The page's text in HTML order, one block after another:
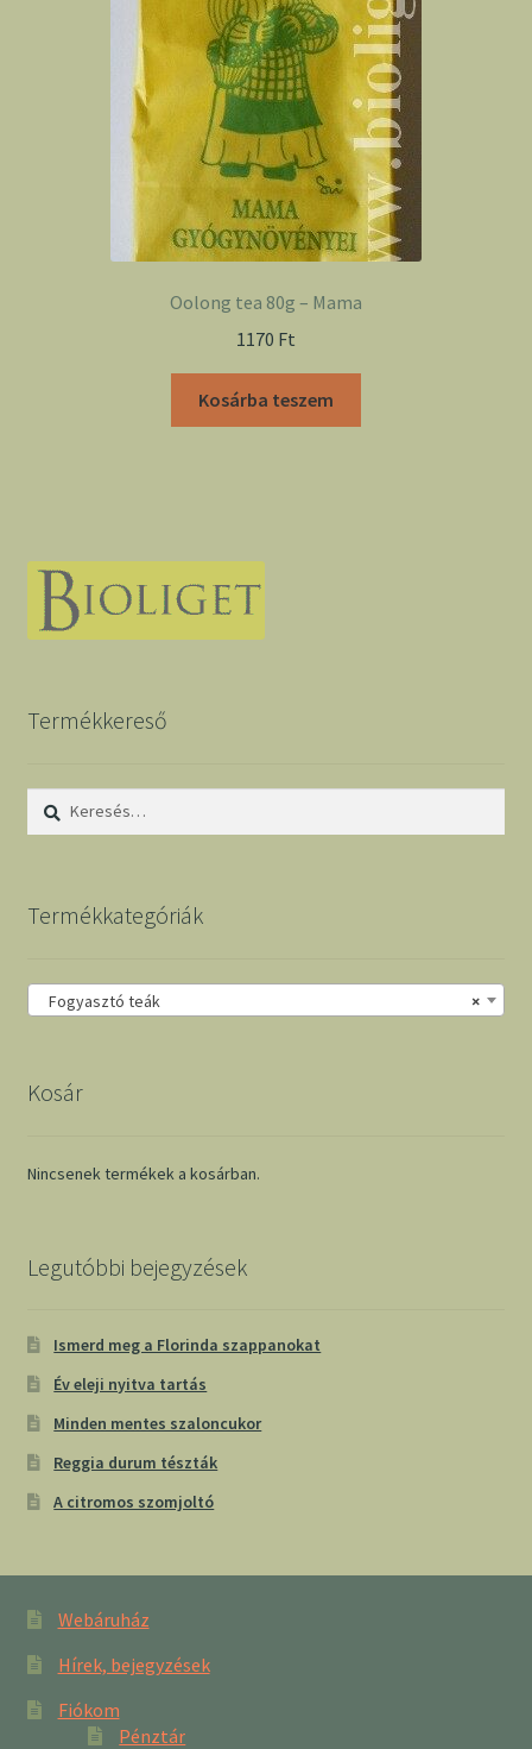
Oolong tea 80g – Mama
1170 Ft
Kosárba teszem
Termékkereső
Keresés:
Termékkategóriák
×
Fogyasztó teák
Kosár
Nincsenek termékek a kosárban.
Legutóbbi bejegyzések
Ismerd meg a Florinda szappanokat
Év eleji nyitva tartás
Minden mentes szaloncukor
Reggia durum tészták
A citromos szomjoltó
Webáruház
Hírek, bejegyzések
Fiókom
Pénztár